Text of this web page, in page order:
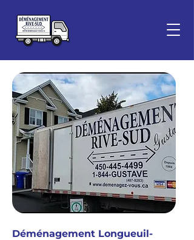
Déménagement Longueuil-